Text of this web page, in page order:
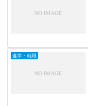
進学・就職